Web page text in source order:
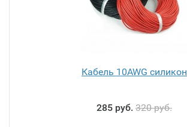
Кабель 10AWG силикон
285 руб. 320 руб.